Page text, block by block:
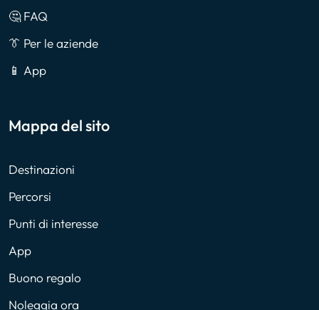
🤔 FAQ
👔 Per le aziende
📱 App
Mappa del sito
Destinazioni
Percorsi
Punti di interesse
App
Buono regalo
Noleggia ora